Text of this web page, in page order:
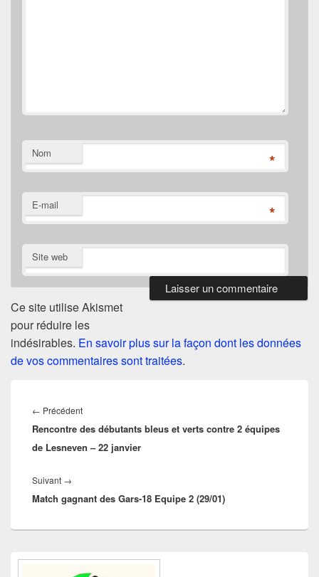
Nom *
E-mail *
Site web
Ce site utilise Akismet
pour réduire les
indésirables. En savoir plus sur la façon dont les données
de vos commentaires sont traitées.
de
l’article
← PrécédentArticle
précédent :
Rencontre des débutants bleus et verts contre 2 équipes
de Lesneven – 22 janvier
Suivant →
suivant :
Match gagnant des Gars-18 Equipe 2 (29/01)
Zone